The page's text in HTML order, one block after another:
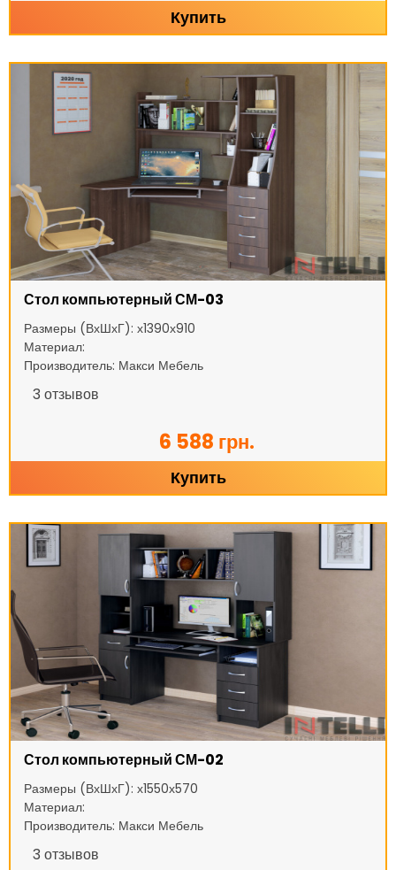
Купить
Стол компьютерный СМ-03
Размеры (ВхШхГ): х1390х910
Материал:
Производитель: Макси Мебель
3 отзывов
6 588 грн.
Купить
Стол компьютерный СМ-02
Размеры (ВхШхГ): х1550х570
Материал:
Производитель: Макси Мебель
3 отзывов